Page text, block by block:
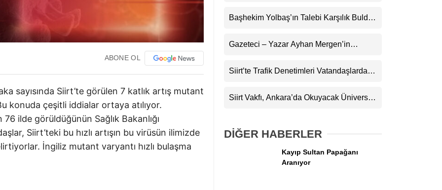
Teknoloji
ABONE OL
sayısında Siirt’te görülen 7 katlık artış mutant
konuda çeşitli iddialar ortaya atılıyor.
ilde görüldüğünün Sağlık Bakanlığı
Siirt’teki bu hızlı artışın bu virüsün ilimizde
İngiliz mutant varyantı hızlı bulaşma
Girdi! Randevularda Bekleme Süresi
Başhekim Yolbaş’ın Talebi Karşılık Buldu:
Gazeteci – Yazar Ayhan Mergen’in
Trafik Kuralları”
Siirt’te Trafik Denetimleri Vatandaşlardan
Siirt Vakfı, Ankara’da Okuyacak Üniversite
DİĞER HABERLER
Kayıp Sultan Papağanı
Aranıyor